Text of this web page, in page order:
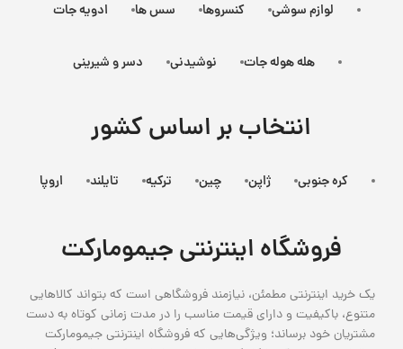
لوازم سوشی کنسروها سس ها ادویه جات
هله هوله جات نوشیدنی دسر و شیرینی
انتخاب بر اساس کشور
کره جنوبی ژاپن چین ترکیه تایلند اروپا
فروشگاه اینترنتی جیمومارکت
یک خرید اینترنتی مطمئن، نیازمند فروشگاهی است که بتواند کالاهایی
متنوع، باکیفیت و دارای قیمت مناسب را در مدت زمانی کوتاه به دست
مشتریان خود برساند؛ ویژگی‌هایی که فروشگاه اینترنتی جیمومارکت